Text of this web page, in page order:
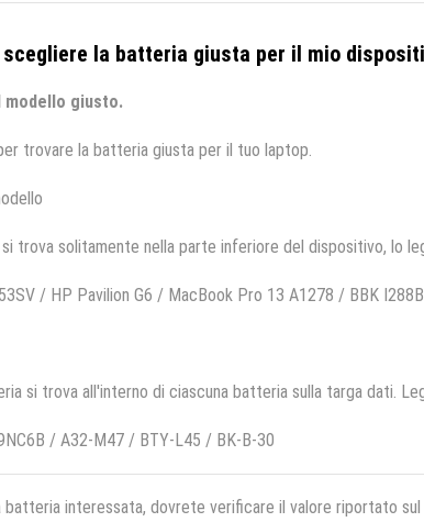
la batteria giusta per il mio
giusto.
trovare la batteria giusta per il tuo laptop.
si trova solitamente nella parte inferiore del dispositivo, lo
/ HP Pavilion G6 / MacBook Pro 13 A1278 / BBK
si trova all'interno di ciascuna batteria sulla targa dati.
/ A32-M47 / BTY-L45 / BK-B-30
interessata, dovrete verificare il valore riportato